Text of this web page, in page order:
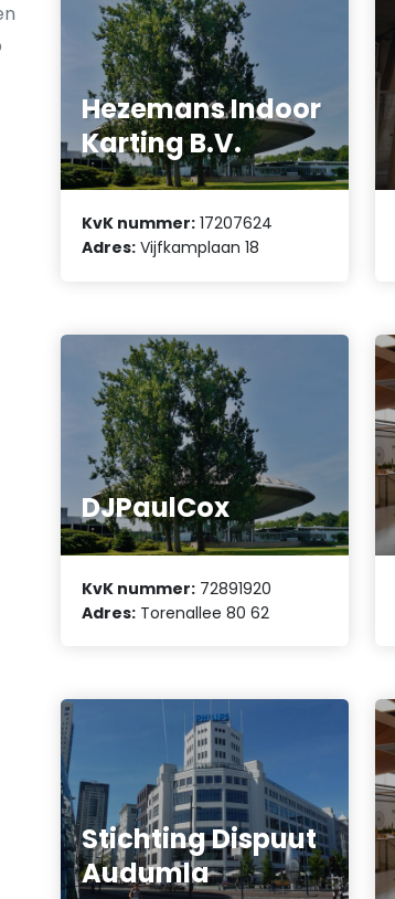
Hezemans Indoor
Karting B.V.
KvK nummer: 17207624
Adres: Vijfkamplaan 18
DJPaulCox
KvK nummer: 72891920
Adres: Torenallee 80 62
Stichting Dispuut
Audumla